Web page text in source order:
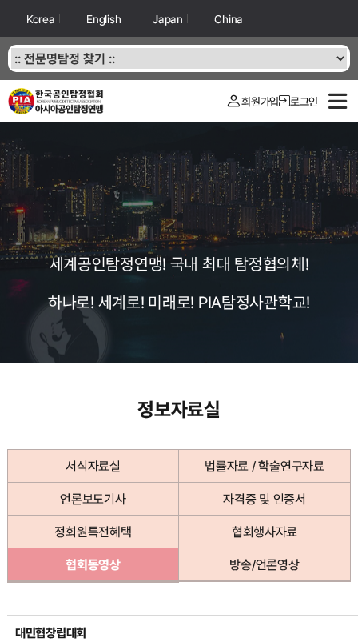
Korea English Japan China
회원가입 로그인
세계공인탐정연맹! 국내 최대 탐정협의체!
하나로! 세계로! 미래로! PIA탐정사관학교!
정보자료실
서식자료실 법률자료 / 학술연구자료
언론보도기사 자격증 및 인증서
정회원특전혜택 협회행사자료
협회동영상 방송/언론영상
대민협창립대회